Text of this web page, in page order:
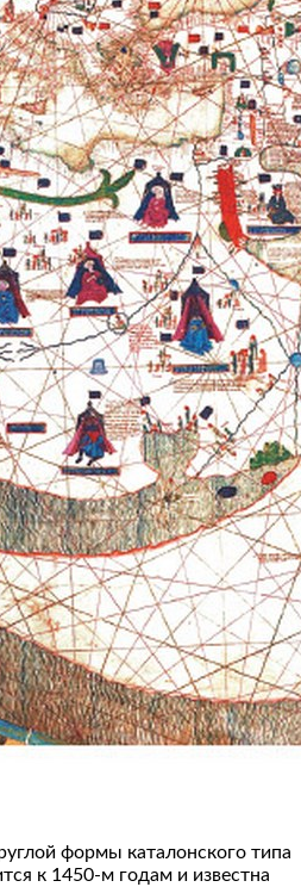
формы каталонского типа
к 1450-м годам и известна